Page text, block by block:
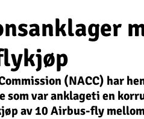
(NACC) har
som var anklageti en
av 10 Airbus-fly